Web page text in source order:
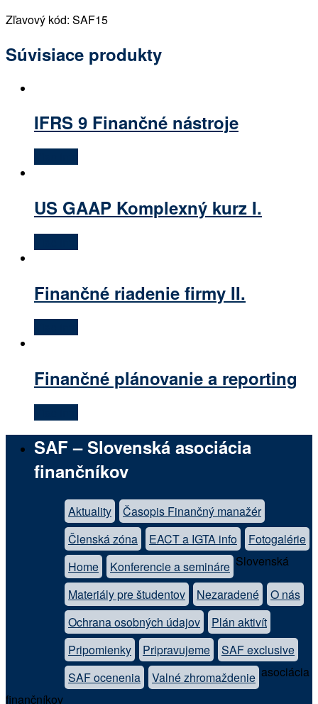
Zľavový kód: SAF15
Súvisiace produkty
IFRS 9 Finančné nástroje
US GAAP Komplexný kurz I.
Finančné riadenie firmy II.
Finančné plánovanie a reporting
SAF – Slovenská asociácia
finančníkov
Aktuality
Časopis Finančný manažér
Členská zóna
EACT a IGTA info
Fotogalérie
Home
Konferencie a semináre
Materiály pre študentov
Nezaradené
O nás
Ochrana osobných údajov
Plán aktivít
Pripomienky
Pripravujeme
SAF exclusive
SAF ocenenia
Valné zhromaždenie
Slovenská
asociácia
finančníkov